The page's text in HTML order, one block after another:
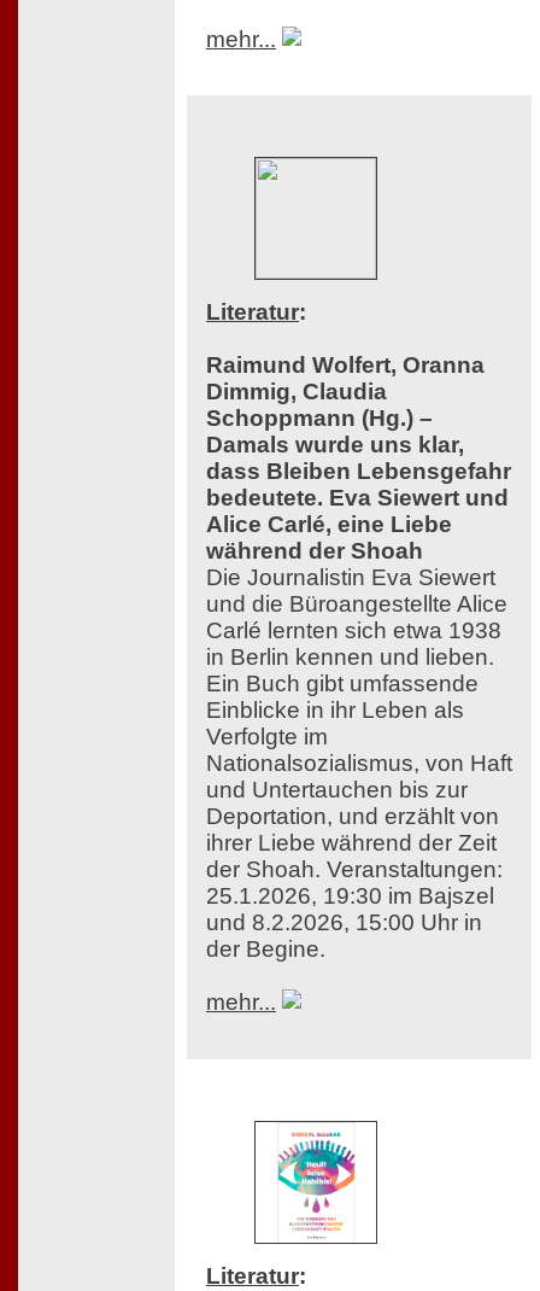
mehr...
Literatur:
Raimund Wolfert, Oranna
Dimmig, Claudia
Schoppmann (Hg.) –
Damals wurde uns klar,
dass Bleiben Lebensgefahr
bedeutete. Eva Siewert und
Alice Carlé, eine Liebe
während der Shoah
Die Journalistin Eva Siewert
und die Büroangestellte Alice
Carlé lernten sich etwa 1938
in Berlin kennen und lieben.
Ein Buch gibt umfassende
Einblicke in ihr Leben als
Verfolgte im
Nationalsozialismus, von Haft
und Untertauchen bis zur
Deportation, und erzählt von
ihrer Liebe während der Zeit
der Shoah. Veranstaltungen:
25.1.2026, 19:30 im Bajszel
und 8.2.2026, 15:00 Uhr in
der Begine.
mehr...
Literatur: